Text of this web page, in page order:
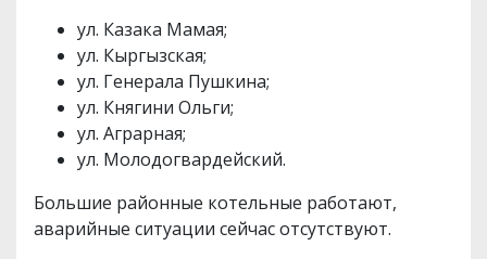
ул. Казака Мамая;
ул. Кыргызская;
ул. Генерала Пушкина;
ул. Княгини Ольги;
ул. Аграрная;
ул. Молодогвардейский.
Большие районные котельные работают,
аварийные ситуации сейчас отсутствуют.